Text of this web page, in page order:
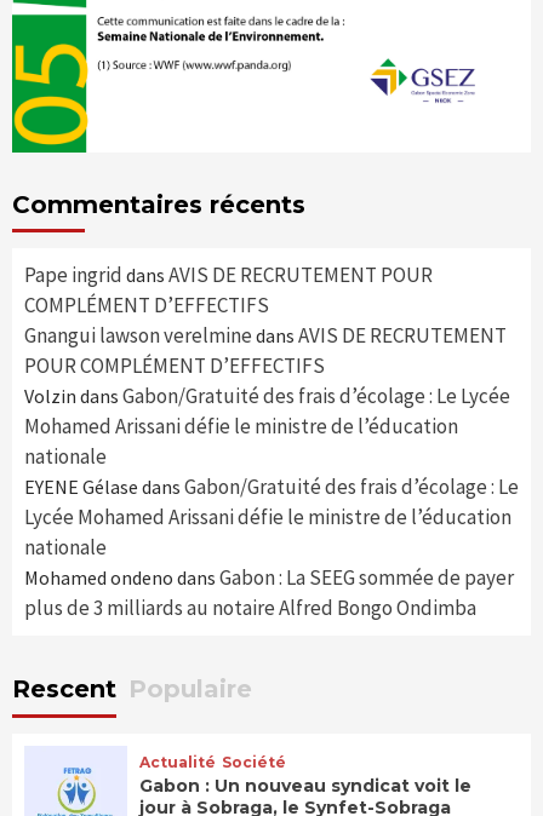
Commentaires récents
Pape ingrid dans AVIS DE RECRUTEMENT POUR
COMPLÉMENT D’EFFECTIFS
Gnangui lawson verelmine dans AVIS DE RECRUTEMENT
POUR COMPLÉMENT D’EFFECTIFS
Volzin dans Gabon/Gratuité des frais d’écolage : Le Lycée
Mohamed Arissani défie le ministre de l’éducation
nationale
EYENE Gélase dans Gabon/Gratuité des frais d’écolage : Le
Lycée Mohamed Arissani défie le ministre de l’éducation
nationale
Mohamed ondeno dans Gabon : La SEEG sommée de payer
plus de 3 milliards au notaire Alfred Bongo Ondimba
Rescent Populaire
Actualité Société
Gabon : Un nouveau syndicat voit le
jour à Sobraga, le Synfet-Sobraga